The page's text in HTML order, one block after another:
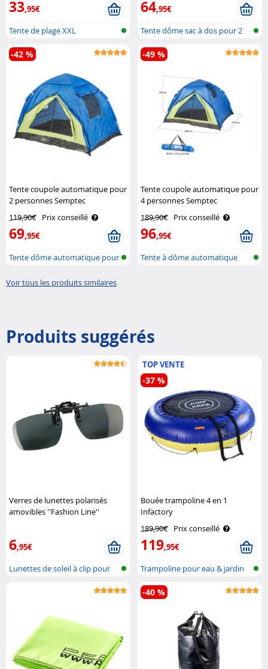
33,95€
Tente de plage XXL
64,95€
Tente dôme sac à dos pour 2
personn..
Tente coupole automatique pour
2 personnes Semptec
119,90€ Prix conseillé
69,95€
-42 %
Tente dôme automatique pour
Tente coupole automatique pour
4 personnes Semptec
189,90€ Prix conseillé
96,95€
-49 %
Tente à dôme automatique
Voir tous les produits similaires
Produits suggérés
Verres de lunettes polarisés
amovibles ''Fashion Line''
6,95€
Lunettes de soleil à clip pour
TOP VENTE
Bouée trampoline 4 en 1
Infactory
189,90€ Prix conseillé
119,95€
-37 %
Trampoline pour eau & jardin
-40 %